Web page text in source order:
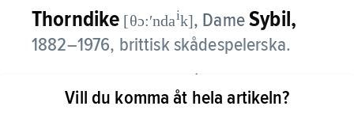
Thorndike [θɔ:ʹndaik], DameSybil,
1882–1976, brittisk skådespelerska.
Sybil Thorndike hade en lång karriär, främst
som aktris i Shakespearepjäser, där hon under
Vill du komma åt hela artikeln?